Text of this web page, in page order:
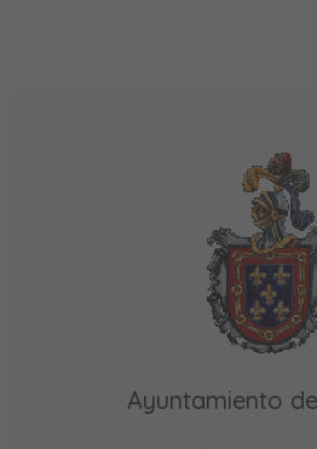
Ayuntamiento